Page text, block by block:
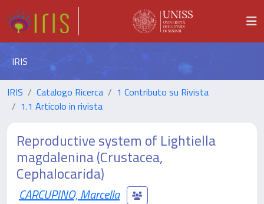
IRIS
IRIS Catalogo Ricerca
1 Contributo su Rivista
1.1 Articolo in rivista
Reproductive system of Lightiella
magdalenina (Crustacea,
Cephalocarida)
CARCUPINO, Marcella